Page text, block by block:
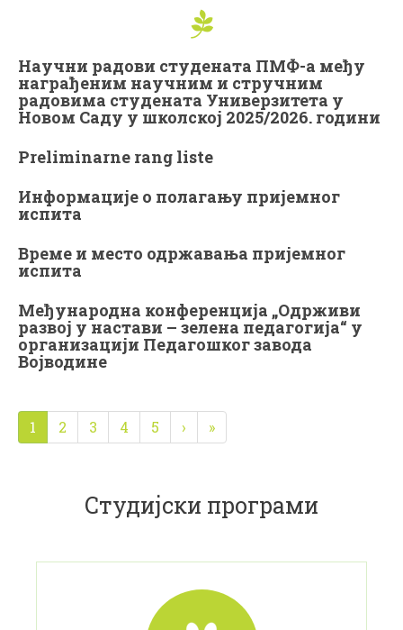
Научни радови студената ПМФ-а међу
награђеним научним и стручним
радовима студената Универзитета у
Новом Саду у школској 2025/2026. години
Preliminarne rang liste
Информације о полагању пријемног
испита
Време и место одржавања пријемног
испита
Међународна конференција „Одрживи
развој у настави – зелена педагогија“ у
организацији Педагошког завода
Војводине
1 2 3 4 5 › »
Студијски програми